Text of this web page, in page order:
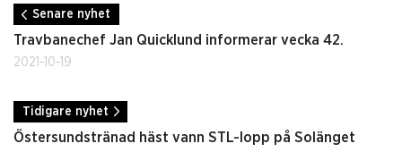
Senare nyhet
Travbanechef Jan Quicklund informerar vecka 42.
2021-10-19
Tidigare nyhet
Östersundstränad häst vann STL-lopp på Solänget